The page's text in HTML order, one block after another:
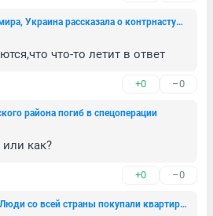
Россия назвала условия мира, Украина рассказала о контрнаступлении: новости СВО за 27 мая
что-то летит в ответ
+0 –0
района погиб в спецоперации
как?
+0 –0
Даже для Сочи перебор! Люди со всей страны покупали квартиры в домах в центре города-курорта, а теперь рискуют стать бомжами